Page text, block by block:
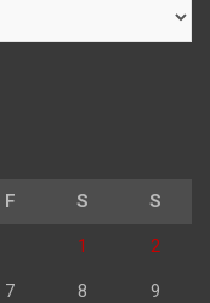
F S S
1 2
7 8 9